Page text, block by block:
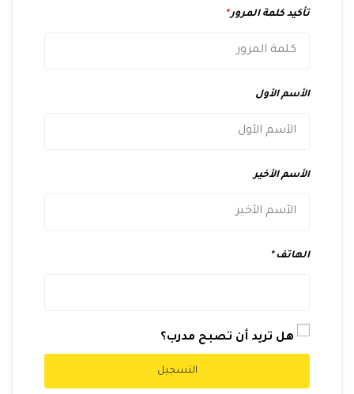
تأكيد كلمة المرور*
الأسم الأول
الأسم الأخير
الهاتف
هل تريد أن تصبح مدرب؟
التسجيل